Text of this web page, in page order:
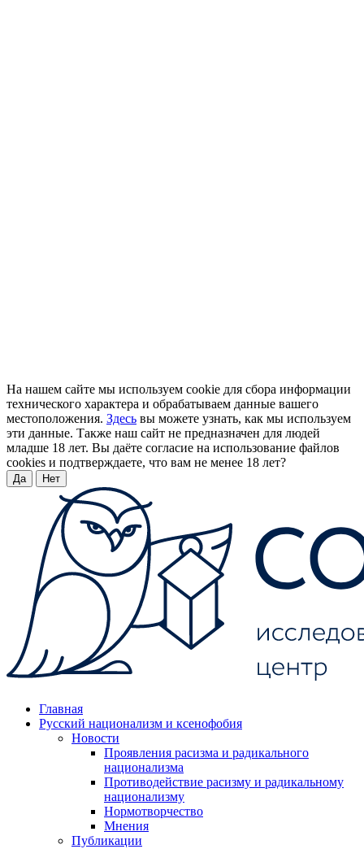
На нашем сайте мы используем cookie для сбора информации
технического характера и обрабатываем данные вашего
местоположения. Здесь вы можете узнать, как мы используем
эти данные. Также наш сайт не предназначен для людей
младше 18 лет. Вы даёте согласие на использование файлов
cookies и подтверждаете, что вам не менее 18 лет?
Да Нет
Главная
Русский национализм и ксенофобия
Новости
Проявления расизма и радикального
национализма
Противодействие расизму и радикальному
национализму
Нормотворчество
Мнения
Публикации